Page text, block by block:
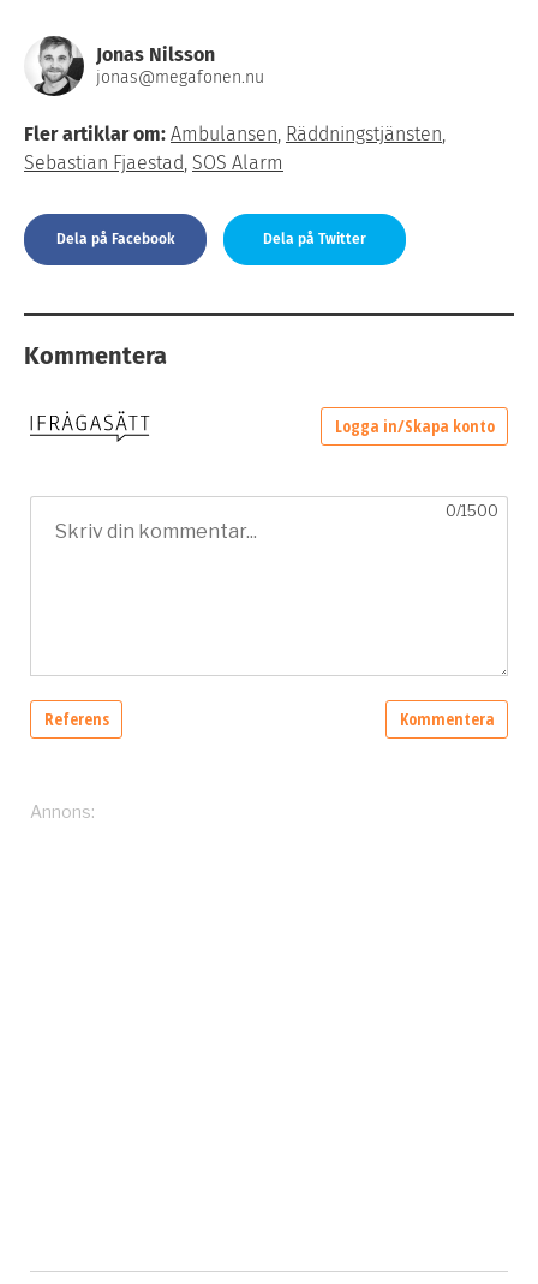
Jonas Nilsson
jonas@megafonen.nu
Fler artiklar om: Ambulansen, Räddningstjänsten,
Sebastian Fjaestad, SOS Alarm
Dela på Facebook Dela på Twitter
Kommentera